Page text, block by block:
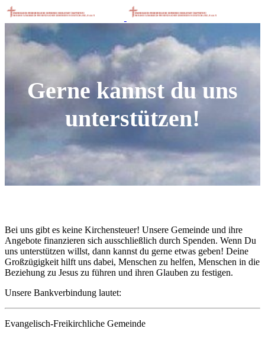
Gerne kannst du uns
unterstützen!
Bei uns gibt es keine Kirchensteuer! Unsere Gemeinde und ihre
Angebote finanzieren sich ausschließlich durch Spenden. Wenn Du
uns unterstützen willst, dann kannst du gerne etwas geben! Deine
Großzügigkeit hilft uns dabei, Menschen zu helfen, Menschen in die
Beziehung zu Jesus zu führen und ihren Glauben zu festigen.
Unsere Bankverbindung lautet:
Evangelisch-Freikirchliche Gemeinde